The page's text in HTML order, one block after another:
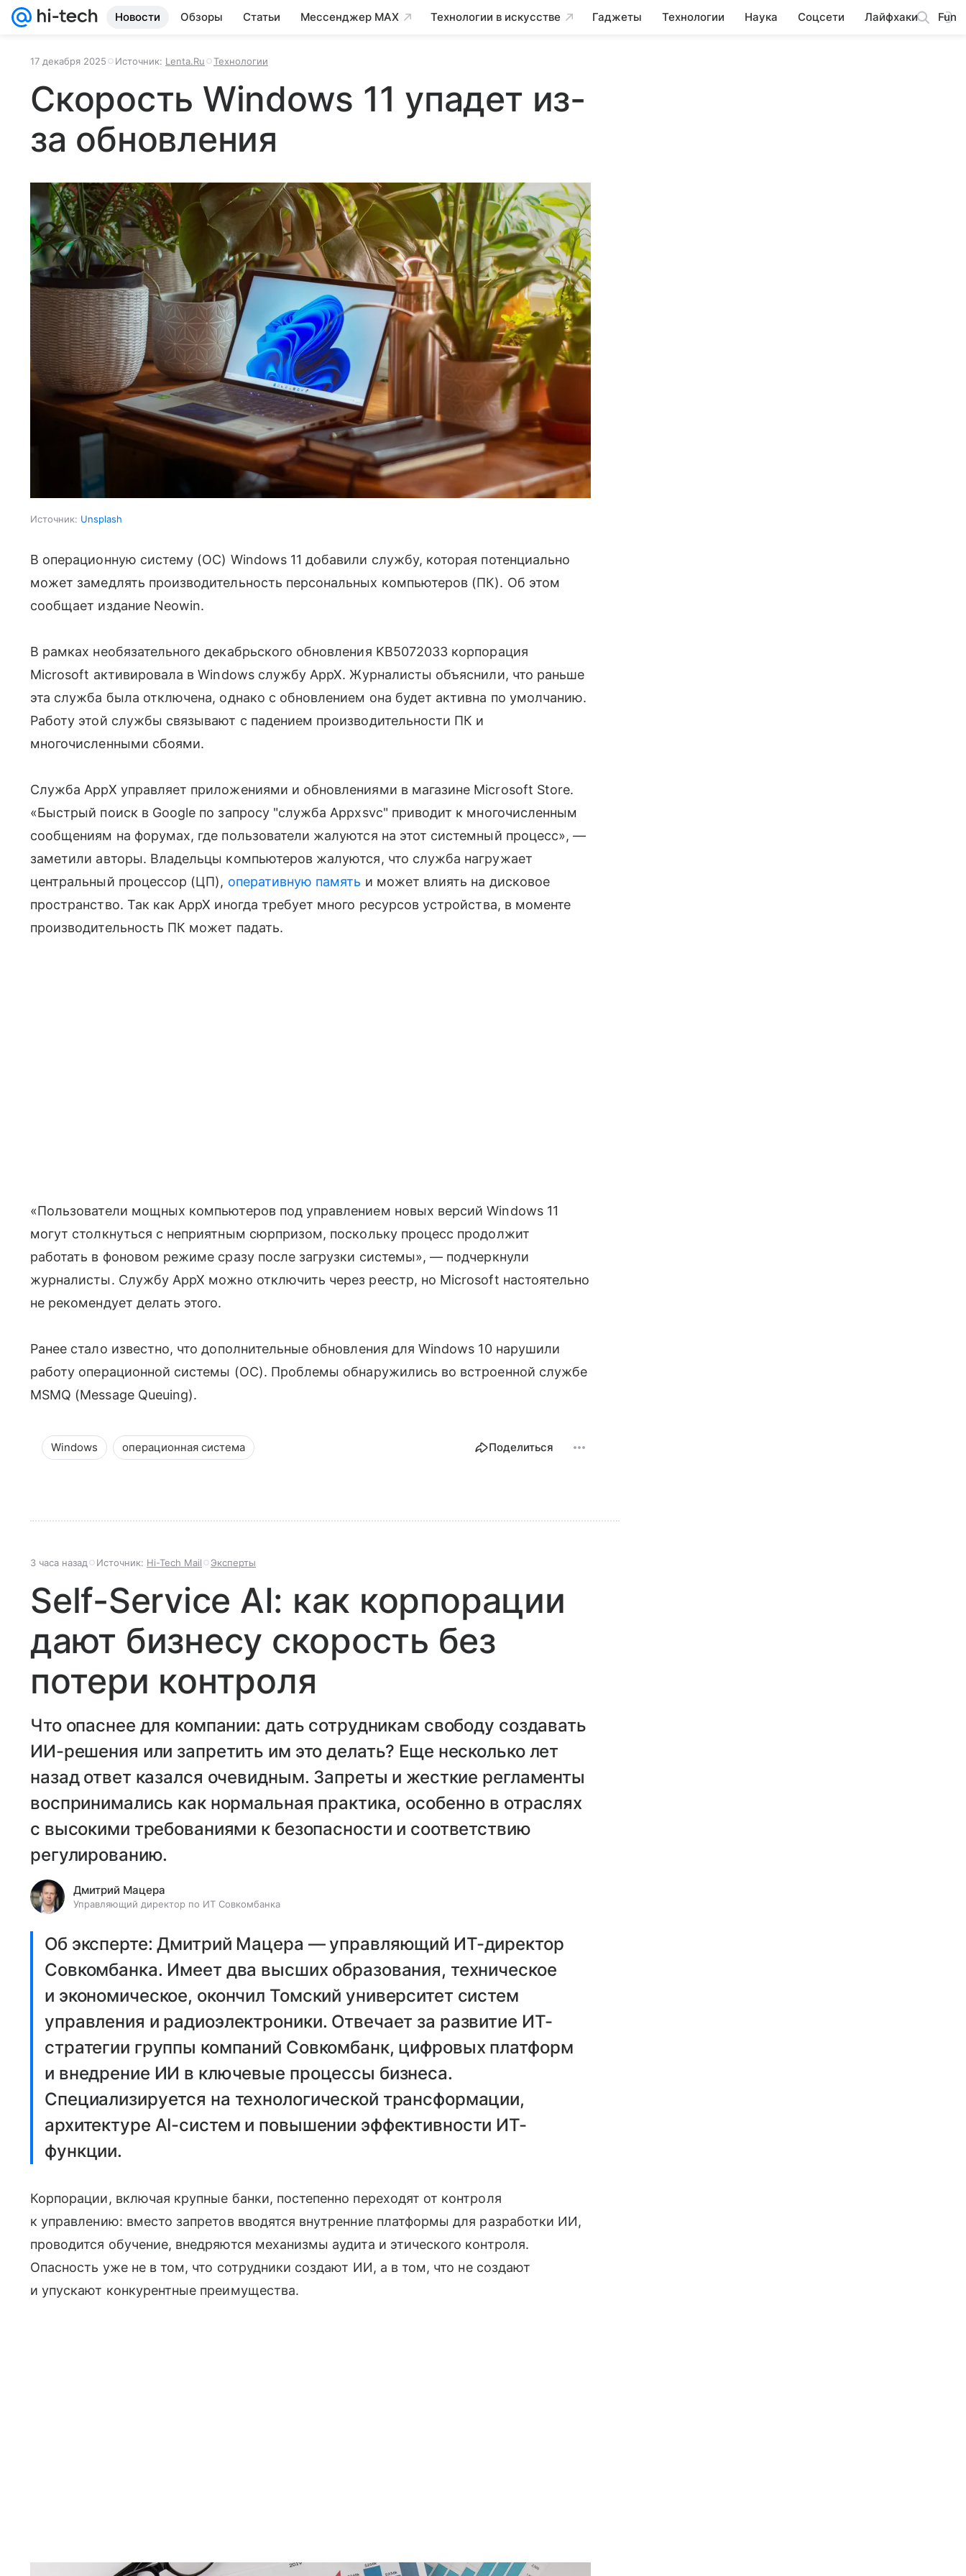
Новости Обзоры Статьи Мессенджер MAX Технологии в искусстве Гаджеты Технологии Наука Соцсети Лайфхаки Fun
17 декабря 2025 Источник: Lenta.Ru Технологии
Скорость Windows 11 упадет из-
за обновления
Источник: Unsplash
В операционную систему (ОС) Windows 11 добавили службу, которая потенциально
может замедлять производительность персональных компьютеров (ПК). Об этом
сообщает издание Neowin.
В рамках необязательного декабрьского обновления KB5072033 корпорация
Microsoft активировала в Windows службу AppX. Журналисты объяснили, что раньше
эта служба была отключена, однако с обновлением она будет активна по умолчанию.
Работу этой службы связывают с падением производительности ПК и
многочисленными сбоями.
Служба AppX управляет приложениями и обновлениями в магазине Microsoft Store.
«Быстрый поиск в Google по запросу "служба Appxsvc" приводит к многочисленным
сообщениям на форумах, где пользователи жалуются на этот системный процесс», —
заметили авторы. Владельцы компьютеров жалуются, что служба нагружает
центральный процессор (ЦП), оперативную память и может влиять на дисковое
пространство. Так как AppX иногда требует много ресурсов устройства, в моменте
производительность ПК может падать.
«Пользователи мощных компьютеров под управлением новых версий Windows 11
могут столкнуться с неприятным сюрпризом, поскольку процесс продолжит
работать в фоновом режиме сразу после загрузки системы», — подчеркнули
журналисты. Службу AppX можно отключить через реестр, но Microsoft настоятельно
не рекомендует делать этого.
Ранее стало известно, что дополнительные обновления для Windows 10 нарушили
работу операционной системы (ОС). Проблемы обнаружились во встроенной службе
MSMQ (Message Queuing).
Windows операционная система Поделиться
3 часа назад Источник: Hi-Tech Mail Эксперты
Self-Service AI: как корпорации
дают бизнесу скорость без
потери контроля
Что опаснее для компании: дать сотрудникам свободу создавать
ИИ-решения или запретить им это делать? Еще несколько лет
назад ответ казался очевидным. Запреты и жесткие регламенты
воспринимались как нормальная практика, особенно в отраслях
с высокими требованиями к безопасности и соответствию
регулированию.
Дмитрий Мацера
Управляющий директор по ИТ Совкомбанка
Об эксперте: Дмитрий Мацера — управляющий ИТ-директор
Совкомбанка. Имеет два высших образования, техническое
и экономическое, окончил Томский университет систем
управления и радиоэлектроники. Отвечает за развитие ИТ-
стратегии группы компаний Совкомбанк, цифровых платформ
и внедрение ИИ в ключевые процессы бизнеса.
Специализируется на технологической трансформации,
архитектуре AI-систем и повышении эффективности ИТ-
функции.
Корпорации, включая крупные банки, постепенно переходят от контроля
к управлению: вместо запретов вводятся внутренние платформы для разработки ИИ,
проводится обучение, внедряются механизмы аудита и этического контроля.
Опасность уже не в том, что сотрудники создают ИИ, а в том, что не создают
и упускают конкурентные преимущества.